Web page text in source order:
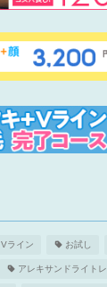
Vライン お試し
アレキサンドライト